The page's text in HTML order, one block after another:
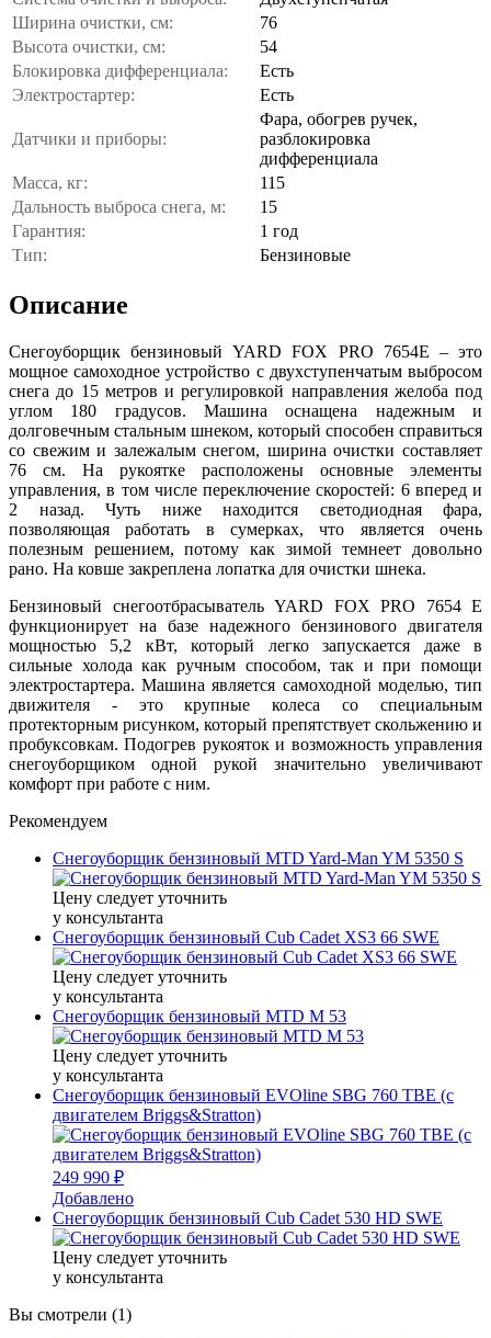
Ширина очистки, см:
76
Высота очистки, см:
54
Блокировка дифференциала:
Есть
Электростартер:
Есть
Датчики и приборы:
Фара, обогрев ручек,
разблокировка
дифференциала
Масса, кг:
115
Дальность выброса снега, м:
15
Гарантия:
1 год
Тип:
Бензиновые
Описание
Снегоуборщик бензиновый YARD FOX PRO 7654E – это
мощное самоходное устройство с двухступенчатым выбросом
снега до 15 метров и регулировкой направления желоба под
углом 180 градусов. Машина оснащена надежным и
долговечным стальным шнеком, который способен справиться
со свежим и залежалым снегом, ширина очистки составляет
76 см. На рукоятке расположены основные элементы
управления, в том числе переключение скоростей: 6 вперед и
2 назад. Чуть ниже находится светодиодная фара,
позволяющая работать в сумерках, что является очень
полезным решением, потому как зимой темнеет довольно
рано. На ковше закреплена лопатка для очистки шнека.
Бензиновый снегоотбрасыватель YARD FOX PRO 7654 E
функционирует на базе надежного бензинового двигателя
мощностью 5,2 кВт, который легко запускается даже в
сильные холода как ручным способом, так и при помощи
электростартера. Машина является самоходной моделью, тип
движителя - это крупные колеса со специальным
протекторным рисунком, который препятствует скольжению и
пробуксовкам. Подогрев рукояток и возможность управления
снегоуборщиком одной рукой значительно увеличивают
комфорт при работе с ним.
Рекомендуем
Снегоуборщик бензиновый MTD Yard-Man YM 5350 S
Цену следует уточнить
у консультанта
Снегоуборщик бензиновый Cub Cadet XS3 66 SWE
Цену следует уточнить
у консультанта
Снегоуборщик бензиновый MTD M 53
Цену следует уточнить
у консультанта
Снегоуборщик бензиновый EVOline SBG 760 TBE (с
двигателем Briggs&Stratton)
249 990 ₽
Добавлено
Снегоуборщик бензиновый Cub Cadet 530 HD SWE
Цену следует уточнить
у консультанта
Вы смотрели (1)